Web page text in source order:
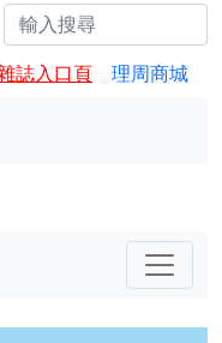
誌入口頁 理周商城